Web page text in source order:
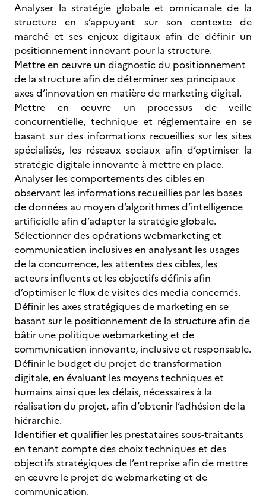
Analyser la stratégie globale et omnicanale de la
structure en s’appuyant sur son contexte de
marché et ses enjeux digitaux afin de définir un
positionnement innovant pour la structure.
Mettre en œuvre un diagnostic du positionnement
de la structure afin de déterminer ses principaux
axes d’innovation en matière de marketing digital.
Mettre en œuvre un processus de veille
concurrentielle, technique et réglementaire en se
basant sur des informations recueillies sur les sites
spécialisés, les réseaux sociaux afin d’optimiser la
stratégie digitale innovante à mettre en place.
Analyser les comportements des ciblesen
observant les informations recueillies par les bases
de données au moyen d’algorithmes d’intelligence
artificielle afin d’adapter la stratégie globale.
Sélectionner des opérations webmarketing et
communication inclusives en analysant les usages
de la concurrence, les attentes des cibles, les
acteurs influents et les objectifs définis afin
d’optimiser le flux de visites des media concernés.
Définir les axes stratégiques de marketing en se
basant sur le positionnement de la structure afin de
bâtir une politique webmarketing et de
communication innovante, inclusive et responsable.
Définir le budget du projet de transformation
digitale, en évaluant les moyens techniques et
humains ainsi que les délais, nécessaires à la
réalisation du projet, afin d’obtenir l’adhésion de la
hiérarchie.
Identifier et qualifier les prestataires sous-traitants
en tenant compte des choix techniques et des
objectifs stratégiques de l’entreprise afin de mettre
en œuvre le projet de webmarketing et de
communication.